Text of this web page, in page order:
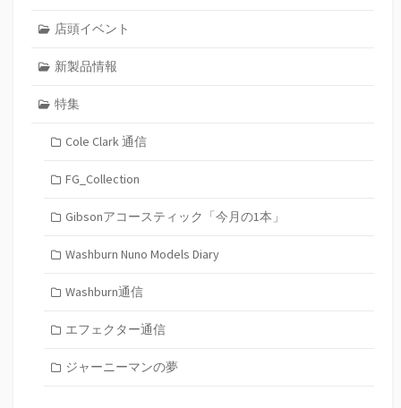
店頭イベント
新製品情報
特集
Cole Clark 通信
FG_Collection
Gibsonアコースティック「今月の1本」
Washburn Nuno Models Diary
Washburn通信
エフェクター通信
ジャーニーマンの夢